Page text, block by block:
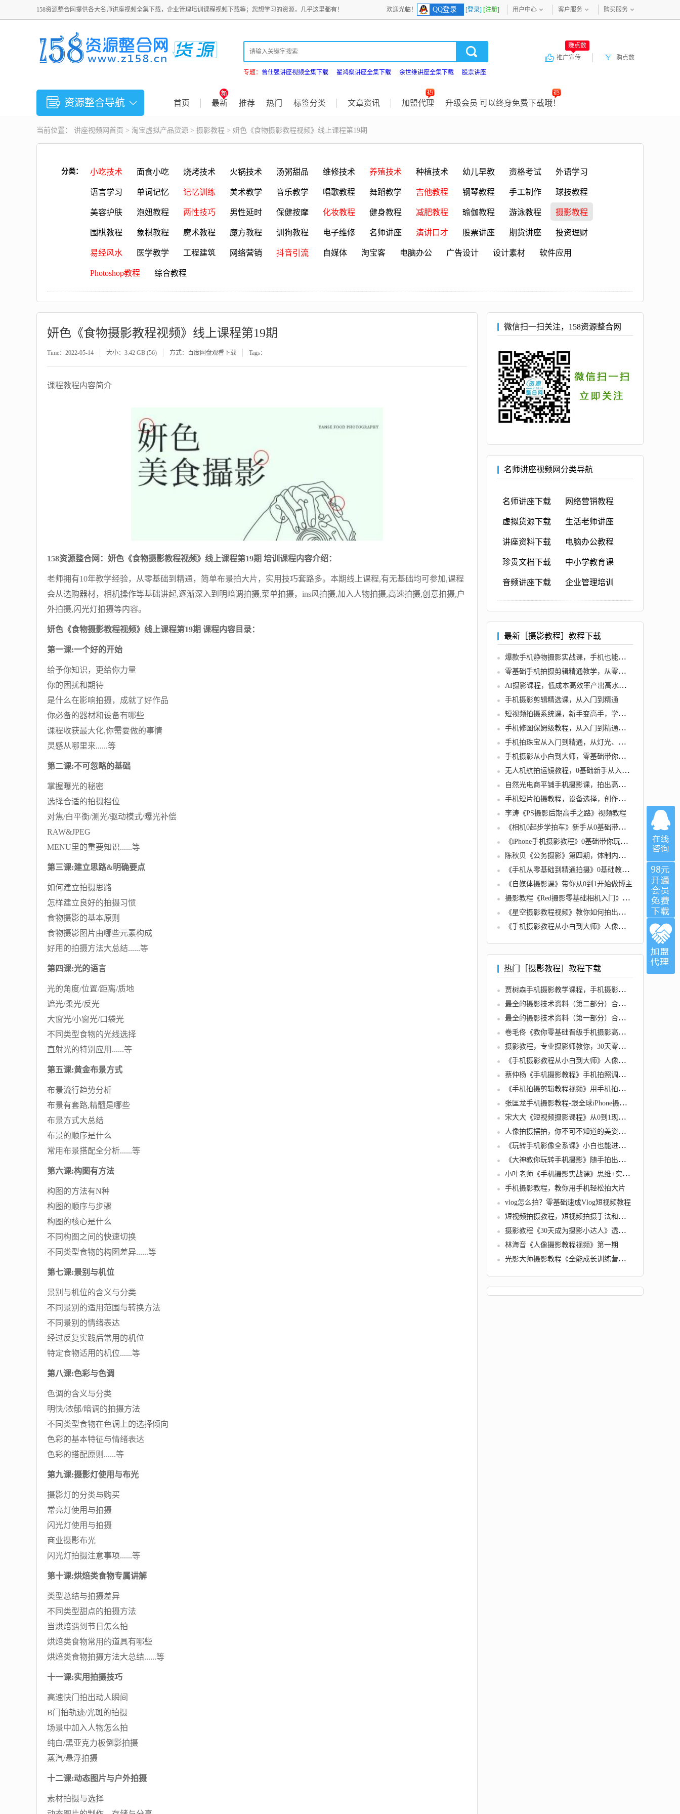
158资源整合网提供各大名师讲座视频全集下载，企业管理培训课程视频下载等；您想学习的资源，几乎这里都有！ 欢迎光临！ QQ登录 [登录] [注册] 用户中心 客户服务 购买服务
专题： 曾仕强讲座视频全集下载 翟鸿燊讲座全集下载 余世维讲座全集下载 股票讲座
购点数
推广宣传
赚点数
资源整合导航 首页 最新 推荐 热门 标签分类 文章资讯 加盟代理 升级会员 可以终身免费下载哦！
当前位置： 讲座视频 网首页 > 淘宝虚拟产品货源 > 摄影教程 > 妍色《食物摄影教程视频》线上课程第19期
分类： 小吃技术 面食小吃 烧烤技术 火锅技术 汤粥甜品 维修技术 养殖技术 种植技术 幼儿早教 资格考试 外语学习
语言学习 单词记忆 记忆训练 美术教学 音乐教学 唱歌教程 舞蹈教学 吉他教程 钢琴教程 手工制作 球技教程
美容护肤 泡妞教程 两性技巧 男性延时 保健按摩 化妆教程 健身教程 减肥教程 瑜伽教程 游泳教程 摄影教程
围棋教程 象棋教程 魔术教程 魔方教程 训狗教程 电子维修 名师讲座 演讲口才 股票讲座 期货讲座 投资理财
易经风水 医学教学 工程建筑 网络营销 抖音引流 自媒体 淘宝客 电脑办公 广告设计 设计素材 软件应用
Photoshop教程 综合教程
妍色《食物摄影教程视频》线上课程第19期
Time：2022-05-14 大小：3.42 GB (56) 方式：百度网盘观看下载 Tags：
课程教程内容简介
158资源整合网：妍色《食物摄影教程视频》线上课程第19期 培训课程内容介绍：
老师拥有10年教学经验，从零基础到精通，简单布景拍大片，实用技巧套路多。本期线上课程,有无基础均可参加,课程
会从选购器材，相机操作等基础讲起,逐渐深入到明暗调拍摄,菜单拍摄，ins风拍摄,加入人物拍摄,高速拍摄,创意拍摄,户
外拍摄,闪光灯拍摄等内容。
妍色《食物摄影教程视频》线上课程第19期 课程内容目录：
第一课:一个好的开始
给予你知识，更给你力量
你的困扰和期待
是什么在影响拍摄，成就了好作品
你必备的器材和设备有哪些
课程收获最大化,你需要做的事情
灵感从哪里来......等
第二课:不可忽略的基础
掌握曝光的秘密
选择合适的拍摄档位
对焦/白平衡/测光/驱动模式/曝光补偿
RAW&JPEG
MENU里的重要知识......等
第三课:建立思路&明确要点
如何建立拍摄思路
怎样建立良好的拍摄习惯
食物摄影的基本原则
食物摄影图片由哪些元素构成
好用的拍摄方法大总结......等
第四课:光的语言
光的角度/位置/距离/质地
遮光/柔光/反光
大窗光/小窗光/口袋光
不同类型食物的光线选择
直射光的特别应用......等
第五课:黄金布景方式
布景流行趋势分析
布景有套路,精髓是哪些
布景方式大总结
布景的顺序是什么
常用布景搭配全分析......等
第六课:构图有方法
构图的方法有N种
构图的顺序与步骤
构图的核心是什么
不同构图之间的快速切换
不同类型食物的构图差异......等
第七课:景别与机位
景别与机位的含义与分类
不同景别的适用范围与转换方法
不同景别的情绪表达
经过反复实践后常用的机位
特定食物适用的机位......等
第八课:色彩与色调
色调的含义与分类
明快/浓郁/暗调的拍摄方法
不同类型食物在色调上的选择倾向
色彩的基本特征与情绪表达
色彩的搭配原则......等
第九课:摄影灯使用与布光
摄影灯的分类与购买
常亮灯使用与拍摄
闪光灯使用与拍摄
商业摄影布光
闪光灯拍摄注意事项......等
第十课:烘焙类食物专属讲解
类型总结与拍摄差异
不同类型甜点的拍摄方法
当烘焙遇到节日怎么拍
烘焙类食物常用的道具有哪些
烘焙类食物拍摄方法大总结......等
十一课:实用拍摄技巧
高速快门拍出动人瞬间
B门拍轨迹/光斑的拍摄
场景中加入人物怎么拍
纯白/黑亚克力板倒影拍摄
蒸汽/悬浮拍摄
十二课:动态图片与户外拍摄
素材拍摄与选择
微信扫一扫关注，158资源整合网
名师讲座视频网分类导航
名师讲座下载 网络营销教程
虚拟货源下载 生活老师讲座
讲座资料下载 电脑办公教程
珍贵文档下载 中小学教育课
音频讲座下载 企业管理培训
最新［摄影教程］教程下载
爆款手机静物摄影实战课，手机也能拍出商拍感
零基础手机拍摄剪辑精通教学，从零教你用手机拍出专业级视频
AI摄影课程，低成本高效率产出高水准大片的全新方式
手机摄影剪辑精选课，从入门到精通
短视频拍摄系统课，新手变高手，学完就能用在工作生活
手机修图保姆级教程，从入门到精通，摄影新手别错过
手机拍珠宝从入门到精通，从灯光、布景到拍摄技巧
手机摄影从小白到大师，零基础带你学习手机摄影
无人机航拍运镜教程，0基础新手从入门到大师
自然光电商平铺手机摄影课，拍出高级感，修图剪辑实操教学
手机短片拍摄教程，设备选择，创作构思，拍摄技巧，后期制作一网打尽
李涛《PS摄影后期高手之路》视频教程
《相机0起步学拍车》新手从0基础带大家玩转汽车摄影
《iPhone手机摄影教程》0基础带你玩转iPhone手机摄影功能
陈秋贝《公务摄影》第四期，体制内摄影教程
《手机从零基础到精通拍摄》0基础教学，快速入门
《自媒体摄影课》带你从0到1开始做博主
摄影教程《Red摄影零基础相机入门》课程教学
《星空摄影教程视频》教你如何拍出璀璨星空
《手机摄影教程从小白到大师》人像摄影构图，色彩原理，修图软件使用
热门［摄影教程］教程下载
贾树森手机摄影教学课程，手机摄影高手，教你小白秒变拍照大神
最全的摄影技术资料（第二部分）合集65G
最全的摄影技术资料（第一部分）合集50G
卷毛佟《教你零基础晋级手机摄影高手》33节摄影技巧教程视频
摄影教程，专业摄影师教你，30天零基础变身摄影达人
《手机摄影教程从小白到大师》人像摄影构图，色彩原理，修图软件使用
蔡仲杨《手机摄影教程》手机拍照调色系统课，零基础玩转手机摄影
《手机拍摄剪辑教程视频》用手机拍出电影感短视频，零基础从入门到精通
张匡龙手机摄影教程-跟全球iPhone摄影大赛“年度最佳摄影师”学手机摄影
宋大大《短视频摄影课程》从0到1现场实操演示视频创作的全过程
人像拍摄摆拍，你不可不知道的美姿技巧摄影教程
《玩转手机影像全系课》小白也能进阶成为手机摄影专业人士
《大神教你玩转手机摄影》随手拍出好照片，让你留住生活中的美好
小叶老师《手机摄影实战课》思维+实操，一站式拍摄剪辑教程
手机摄影教程，教你用手机轻松拍大片
vlog怎么拍？零基础速成Vlog短视频教程
短视频拍摄教程，短视频拍摄手法和镜头语言
摄影教程《30天成为摄影小达人》透过镜头发现美、创造美
林海音《人像摄影教程视频》第一期
光影大师摄影教程《全能成长训练营》手机单反皆可学，60天成就摄影大师